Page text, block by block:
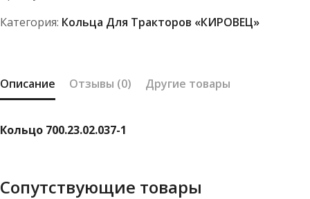
Категория: Кольца Для Тракторов «КИРОВЕЦ»
Описание Отзывы (0) Другие товары
Кольцо 700.23.02.037-1
Сопутствующие товары